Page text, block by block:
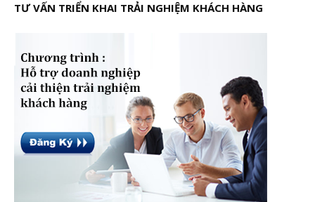
TƯ VẤN TRIỂN KHAI TRẢI NGHIỆM KHÁCH HÀNG